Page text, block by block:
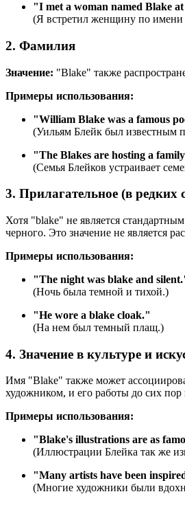
"I met a woman named Blake
(Я встретил женщину по
2. Фамилия
Значение: "Blake" также
Примеры использования:
"William Blake was a famous
(Уильям Блейк был известным
"The Blakes are hosting a
(Семья Блейков устраивает
3. Прилагательное (в редких
Хотя "blake" не является
черного. Это значение не является
Примеры использования:
"The night was blake and silent.
(Ночь была темной и тихой.)
"He wore a blake cloak."
(На нем был темный плащ.)
4. Значение в культуре и
Имя "Blake" также может
художником, и его работы до сих пор
Примеры использования:
"Blake's illustrations are as
(Иллюстрации Блейка так же
"Many artists have been
(Многие художники были